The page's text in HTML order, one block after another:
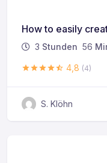
How to easily
3 Stunden 56
4,8 (4)
S. Klöhn